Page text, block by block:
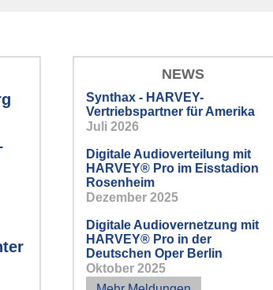
NEWS
Synthax - HARVEY-
Vertriebspartner für Amerika
Juli 2026
Digitale Audioverteilung mit
HARVEY® Pro im Eisstadion
Rosenheim
Dezember 2025
Digitale Audiovernetzung mit
HARVEY® Pro in der
Deutschen Oper Berlin
Oktober 2025